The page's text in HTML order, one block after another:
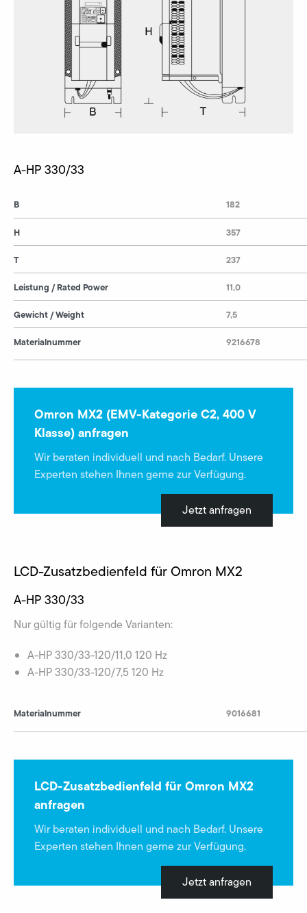
A-HP 330/33
B
H
T
Leistung / Rated Power
Gewicht / Weight
Materialnummer
182
357
237
11,0
7,5
9216678
Omron MX2 (EMV-Kategorie C2, 400 V
Klasse) anfragen
Wir beraten individuell und nach Bedarf. Unsere
Experten stehen Ihnen gerne zur Verfügung.
Jetzt anfragen
LCD-Zusatzbedienfeld für Omron MX2
A-HP 330/33
Nur gültig für folgende Varianten:
A-HP 330/33-120/11,0 120 Hz
A-HP 330/33-120/7,5 120 Hz
Materialnummer 9016681
LCD-Zusatzbedienfeld für Omron MX2
anfragen
Wir beraten individuell und nach Bedarf. Unsere
Experten stehen Ihnen gerne zur Verfügung.
Jetzt anfragen